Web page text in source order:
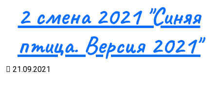
2 смена 2021 "Синяя
птица. Версия 2021"
21.09.2021